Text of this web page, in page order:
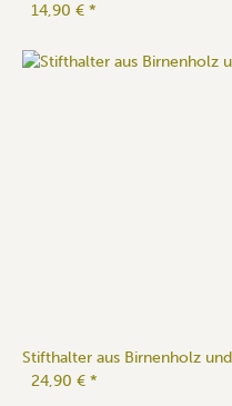
14,90 € *
Stifthalter aus Birnenholz
24,90 € *